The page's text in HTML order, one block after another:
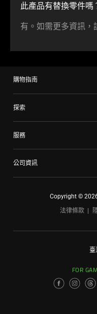
此產品有替換零件嗎
有。如需更多資訊，
購物指南
探索
服務
公司資訊
Copyright ©
法律條款
臺
FOR